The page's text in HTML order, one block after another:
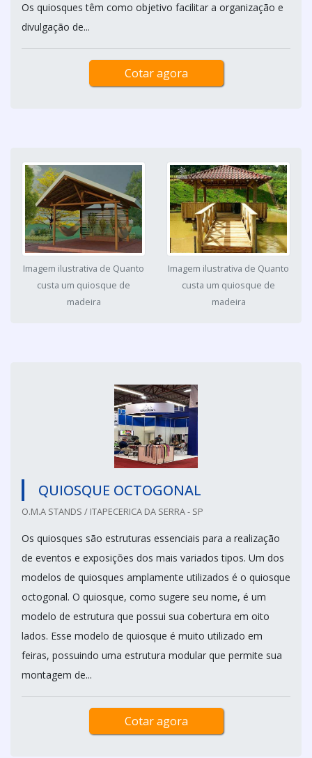
Os quiosques têm como objetivo facilitar a organização e
divulgação de...
Cotar agora
Imagem ilustrativa de Quanto
custa um quiosque de
madeira
Imagem ilustrativa de Quanto
custa um quiosque de
madeira
QUIOSQUE OCTOGONAL
O.M.A STANDS / ITAPECERICA DA SERRA - SP
Os quiosques são estruturas essenciais para a realização
de eventos e exposições dos mais variados tipos. Um dos
modelos de quiosques amplamente utilizados é o quiosque
octogonal. O quiosque, como sugere seu nome, é um
modelo de estrutura que possui sua cobertura em oito
lados. Esse modelo de quiosque é muito utilizado em
feiras, possuindo uma estrutura modular que permite sua
montagem de...
Cotar agora